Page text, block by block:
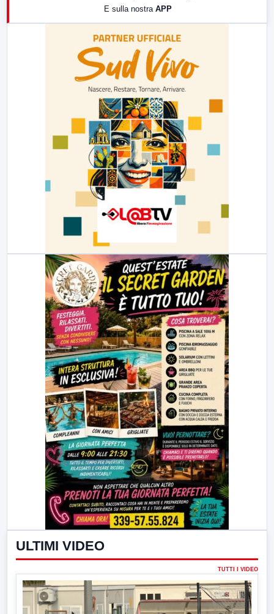
E sulla nostra APP
ULTIMI VIDEO
TUTTI I VIDEO